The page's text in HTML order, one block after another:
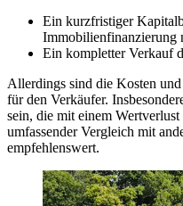
Ein kurzfristiger
Immobilienfinanzierung
Ein kompletter Verkauf
Allerdings sind die Kosten
für den Verkäufer.
sein, die mit einem
umfassender Vergleich mit
empfehlenswert.